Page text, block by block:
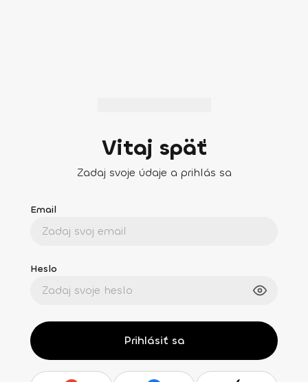
Vitaj späť
Zadaj svoje údaje a prihlás sa
Email
Heslo
Prihlásiť sa